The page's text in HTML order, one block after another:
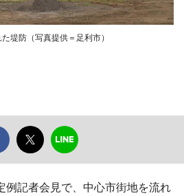
堤防（写真提供＝足利市）
記者会見で、中心市街地を流れ